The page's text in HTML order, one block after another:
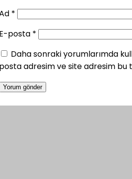
*
posta *
Daha sonraki yorumlarımda
adresim ve site adresim bu